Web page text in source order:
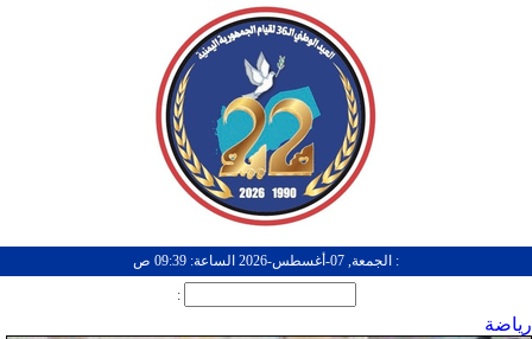
: الجمعة, 07-أغسطس-2026 الساعة: 09:39 ص
:
رياضة